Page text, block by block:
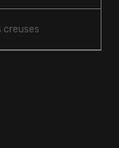
creuses